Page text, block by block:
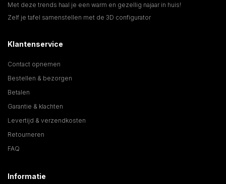
Met deze trends haal je een warm en gezellig najaar in huis!
Zelf je tafel samenstellen met de 3D configurator
Klantenservice
Contact opnemen
Bestellen & bezorgen
Betalen
Garantie & klachten
Levertijd & verzendkosten
Retourneren
FAQ
Informatie